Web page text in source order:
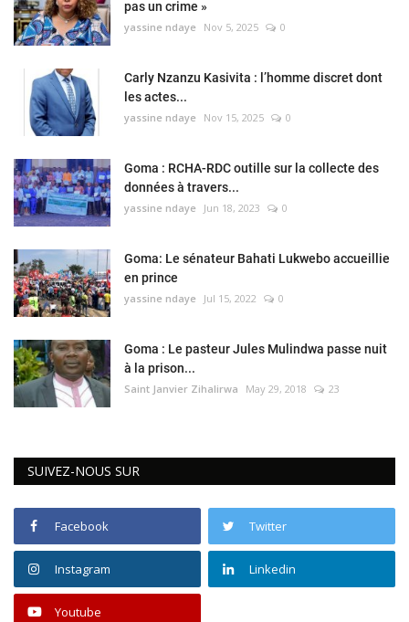
pas un crime »
yassine ndaye Nov 5, 2025 0
Carly Nzanzu Kasivita : l’homme discret dont
les actes...
yassine ndaye Nov 15, 2025 0
Goma : RCHA-RDC outille sur la collecte des
données à travers...
yassine ndaye Jun 18, 2023 0
Goma: Le sénateur Bahati Lukwebo accueillie
en prince
yassine ndaye Jul 15, 2022 0
Goma : Le pasteur Jules Mulindwa passe nuit
à la prison...
Saint Janvier Zihalirwa May 29, 2018 23
SUIVEZ-NOUS SUR
Facebook Twitter
Instagram Linkedin
Youtube